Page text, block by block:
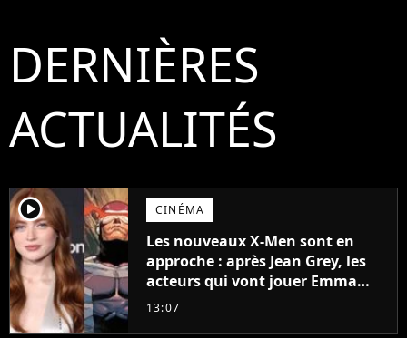
DERNIÈRES
ACTUALITÉS
player2 CINÉMA
Les nouveaux X-Men sont en
approche : après Jean Grey, les
acteurs qui vont jouer Emma
Frost et Cyclope trouvés !
13:07